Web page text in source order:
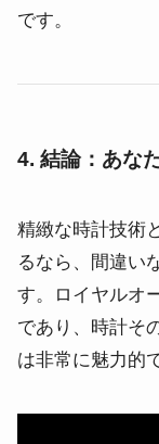
です。
4. 結論：あな
精緻な時計技術
るなら、間違い
す。ロイヤルオ
であり、時計そ
は非常に魅力的